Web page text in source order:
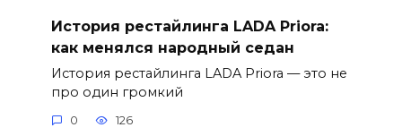
История рестайлинга LADA Priora:
как менялся народный седан
История рестайлинга LADA Priora — это не
про один громкий
0 126